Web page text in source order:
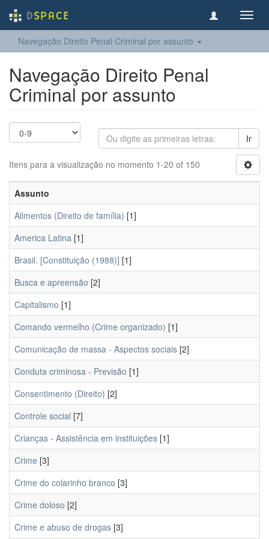
Navegação Direito Penal Criminal por assunto
Navegação Direito Penal
Criminal por assunto
Ir
Itens para a visualização no momento 1-20 of 150
Assunto
Alimentos (Direito de família) [1]
America Latina [1]
Brasil. [Constituição (1988)] [1]
Busca e apreensão [2]
Capitalismo [1]
Comando vermelho (Crime organizado) [1]
Comunicação de massa - Aspectos sociais [2]
Conduta criminosa - Previsão [1]
Consentimento (Direito) [2]
Controle social [7]
Crianças - Assistência em instituições [1]
Crime [3]
Crime do colarinho branco [3]
Crime doloso [2]
Crime e abuso de drogas [3]